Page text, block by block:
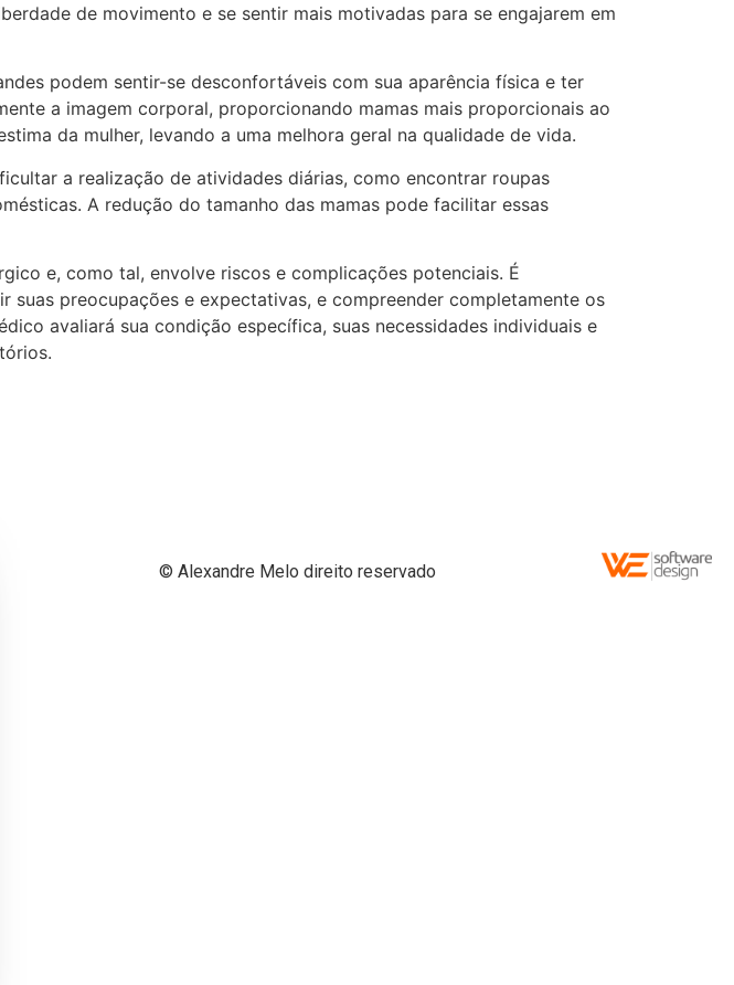
de movimento e se sentir mais motivadas para se engajarem em
podem sentir-se desconfortáveis com sua aparência física e ter
a imagem corporal, proporcionando mamas mais proporcionais ao
da mulher, levando a uma melhora geral na qualidade de vida.
a realização de atividades diárias, como encontrar roupas
A redução do tamanho das mamas pode facilitar essas
e, como tal, envolve riscos e complicações potenciais. É
preocupações e expectativas, e compreender completamente os
avaliará sua condição específica, suas necessidades individuais e
© Alexandre Melo direito reservado